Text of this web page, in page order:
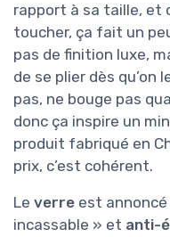
rapport à sa taille, et
toucher, ça fait un
pas de finition luxe,
de se plier dès qu’on
pas, ne bouge pas
donc ça inspire un
produit fabriqué en
prix, c’est cohérent.
Le verre est
incassable » et anti-